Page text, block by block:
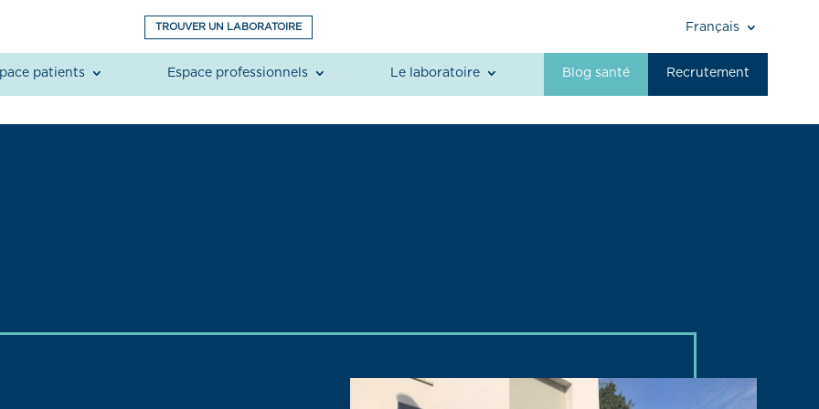
TROUVER UN LABORATOIRE Français
patients Espace professionnels Le laboratoire Blog santé Recrutement